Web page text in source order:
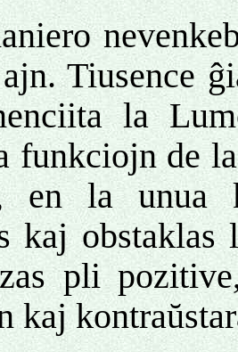
Tiusence
la
funkciojn de
en la unua
kaj
pli
kaj